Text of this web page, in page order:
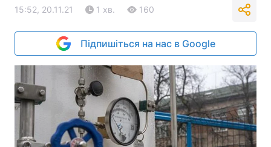
15:52, 20.11.21 1 хв. 160
Підпишіться на нас в Google